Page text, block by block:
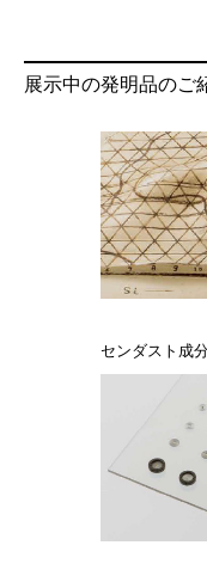
展示中の発明品のご
センダスト成